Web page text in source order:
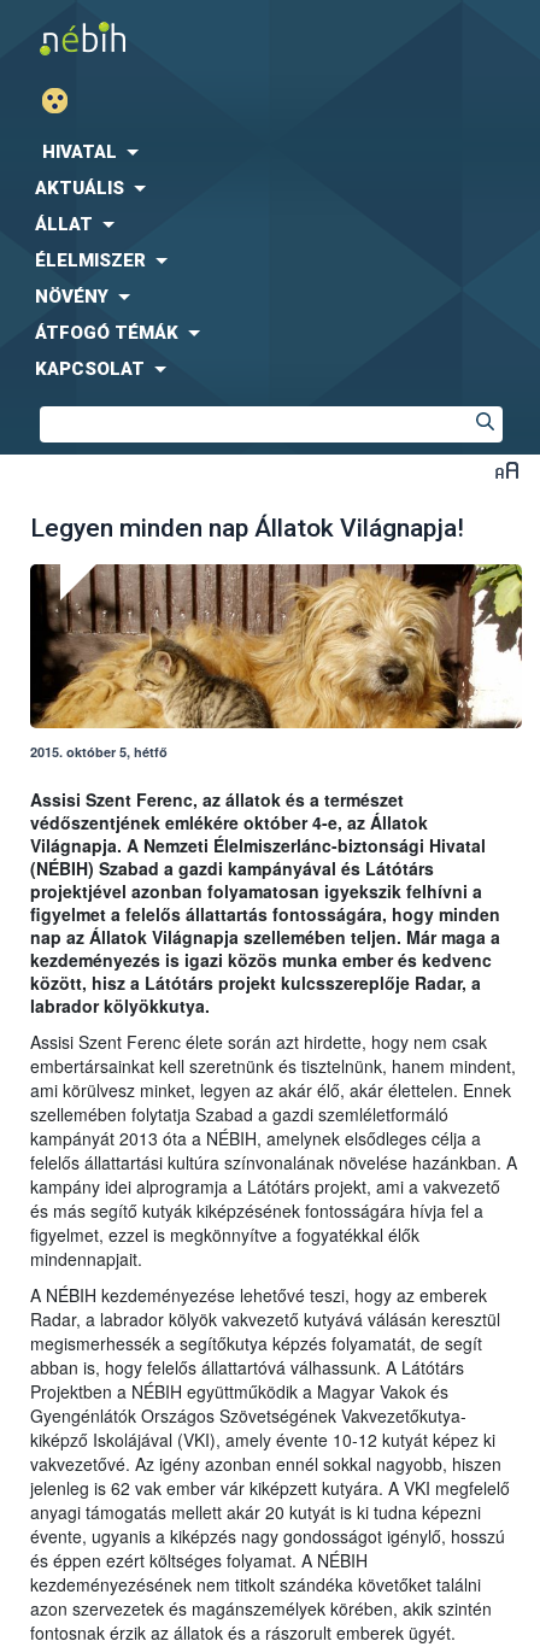
HIVATAL
AKTUÁLIS
ÁLLAT
ÉLELMISZER
NÖVÉNY
ÁTFOGÓ TÉMÁK
KAPCSOLAT
Legyen minden nap Állatok Világnapja!
2015. október 5, hétfő
Assisi Szent Ferenc, az állatok és a természet
védőszentjének emlékére október 4-e, az Állatok
Világnapja. A Nemzeti Élelmiszerlánc-biztonsági Hivatal
(NÉBIH) Szabad a gazdi kampányával és Látótárs
projektjével azonban folyamatosan igyekszik felhívni a
figyelmet a felelős állattartás fontosságára, hogy minden
nap az Állatok Világnapja szellemében teljen. Már maga a
kezdeményezés is igazi közös munka ember és kedvenc
között, hisz a Látótárs projekt kulcsszereplője Radar, a
labrador kölyökkutya.
Assisi Szent Ferenc élete során azt hirdette, hogy nem csak
embertársainkat kell szeretnünk és tisztelnünk, hanem mindent,
ami körülvesz minket, legyen az akár élő, akár élettelen. Ennek
szellemében folytatja Szabad a gazdi szemléletformáló
kampányát 2013 óta a NÉBIH, amelynek elsődleges célja a
felelős állattartási kultúra színvonalának növelése hazánkban. A
kampány idei alprogramja a Látótárs projekt, ami a vakvezető
és más segítő kutyák kiképzésének fontosságára hívja fel a
figyelmet, ezzel is megkönnyítve a fogyatékkal élők
mindennapjait.
A NÉBIH kezdeményezése lehetővé teszi, hogy az emberek
Radar, a labrador kölyök vakvezető kutyává válásán keresztül
megismerhessék a segítőkutya képzés folyamatát, de segít
abban is, hogy felelős állattartóvá válhassunk. A Látótárs
Projektben a NÉBIH együttműködik a Magyar Vakok és
Gyengénlátók Országos Szövetségének Vakvezetőkutya-
kiképző Iskolájával (VKI), amely évente 10-12 kutyát képez ki
vakvezetővé. Az igény azonban ennél sokkal nagyobb, hiszen
jelenleg is 62 vak ember vár kiképzett kutyára. A VKI megfelelő
anyagi támogatás mellett akár 20 kutyát is ki tudna képezni
évente, ugyanis a kiképzés nagy gondosságot igénylő, hosszú
és éppen ezért költséges folyamat. A NÉBIH
kezdeményezésének nem titkolt szándéka követőket találni
azon szervezetek és magánszemélyek körében, akik szintén
fontosnak érzik az állatok és a rászorult emberek ügyét.